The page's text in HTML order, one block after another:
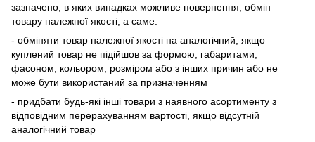
зазначено, в яких випадках можливе повернення, обмін
товару належної якості, а саме:
- обміняти товар належної якості на аналогічний, якщо
куплений товар не підійшов за формою, габаритами,
фасоном, кольором, розміром або з інших причин або не
може бути використаний за призначенням
- придбати будь-які інші товари з наявного асортименту з
відповідним перерахуванням вартості, якщо відсутній
аналогічний товар